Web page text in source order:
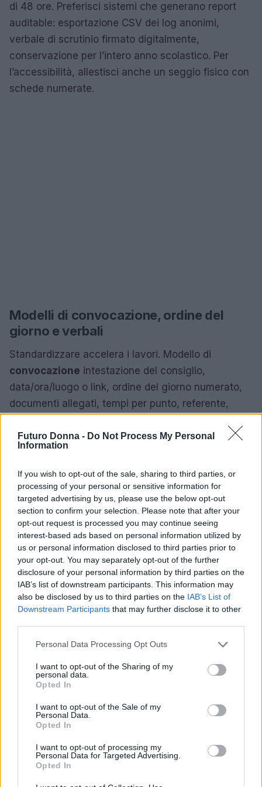
Futuro Donna - Do Not Process My Personal
Information
If you wish to opt-out of the sale, sharing to third parties, or
processing of your personal or sensitive information for
targeted advertising by us, please use the below opt-out
section to confirm your selection. Please note that after your
opt-out request is processed you may continue seeing
interest-based ads based on personal information utilized by
us or personal information disclosed to third parties prior to
your opt-out. You may separately opt-out of the further
disclosure of your personal information by third parties on the
IAB’s list of downstream participants. This information may
also be disclosed by us to third parties on the IAB’s List of
Downstream Participants that may further disclose it to other
Please note that this website/app uses one or more Google
not limited to your visit or usage behaviour. You may click to
grant or deny consent to Google and its third-party tags to
use your data for below specified purposes in below Google
consent section.
Personal Data Processing Opt Outs
I want to opt-out of the Sharing of my
personal data.
Opted In
I want to opt-out of the Sale of my
Personal Data.
Opted In
I want to opt-out of processing my
Personal Data for Targeted Advertising.
Opted In
di 48 ore. Preferisci sistemi che generano report
auditable: esportazione CSV dei log anonimi,
verbale di scrutinio firmato digitalmente,
conservazione per l’intero anno scolastico. Per
l’accessibilità, allestisci anche un seggio fisico con
schede numerate.
Modelli di convocazione, ordine del
giorno e verbali
Standardizzare accelera i lavori. Modello di
convocazione intestazione del consiglio,
data/ora/luogo o link, ordine del giorno numerato,
documenti allegati, tempi per punto, referente,
bacheca digitale. Modello diordine del giorno
(informare/decidere), tempo previsto e deliverable.
Modello di verbale: presenti/assenti, sintesi
discussione, decisioni con voti, attività assegnate
(chi/cosa/quando), allegati. Numerazione
progressiva dei verbali e archivio ricercabile per
parola chiave.
Tool online per riunioni, sondaggi e
gestione documenti
(ad es. account istituzionali). Documenti: suite
cloud con controllo versioni, permessi a livello di
cartella emodellicondivisi. Sondaggi e votazioni:
moduli con autenticazione scolastica, risposta
aggiungi cifratura lato server. Task management:
bacheche kanban e scadenze con promemoria